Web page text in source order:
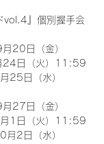
vol.4』個別握手会
20日（金）
日（火）11:59
25日（水）
27日（金）
1日（火）11:59
月2日（水）